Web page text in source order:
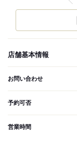
店舗基本情報
お問い合わせ
予約可否
営業時間